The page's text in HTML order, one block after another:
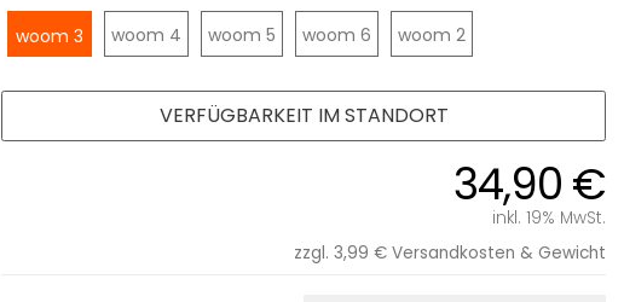
woom 3 woom 4 woom 5 woom 6 woom 2
34,90 €
inkl. 19% MwSt.
zzgl. 3,99 € Versandkosten & Gewicht
VERFÜGBARKEIT IM STANDORT